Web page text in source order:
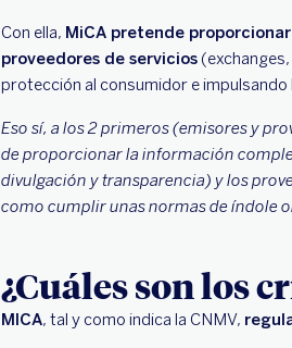
Con ella, MiCA pretende
proveedores de servicios
protección al consumidor e
Eso sí, a los 2 primeros (emisores y
de proporcionar la información
divulgación y transparencia) y los
como cumplir unas normas de índole
¿Cuáles son los
MICA, tal y como indica la CNMV,